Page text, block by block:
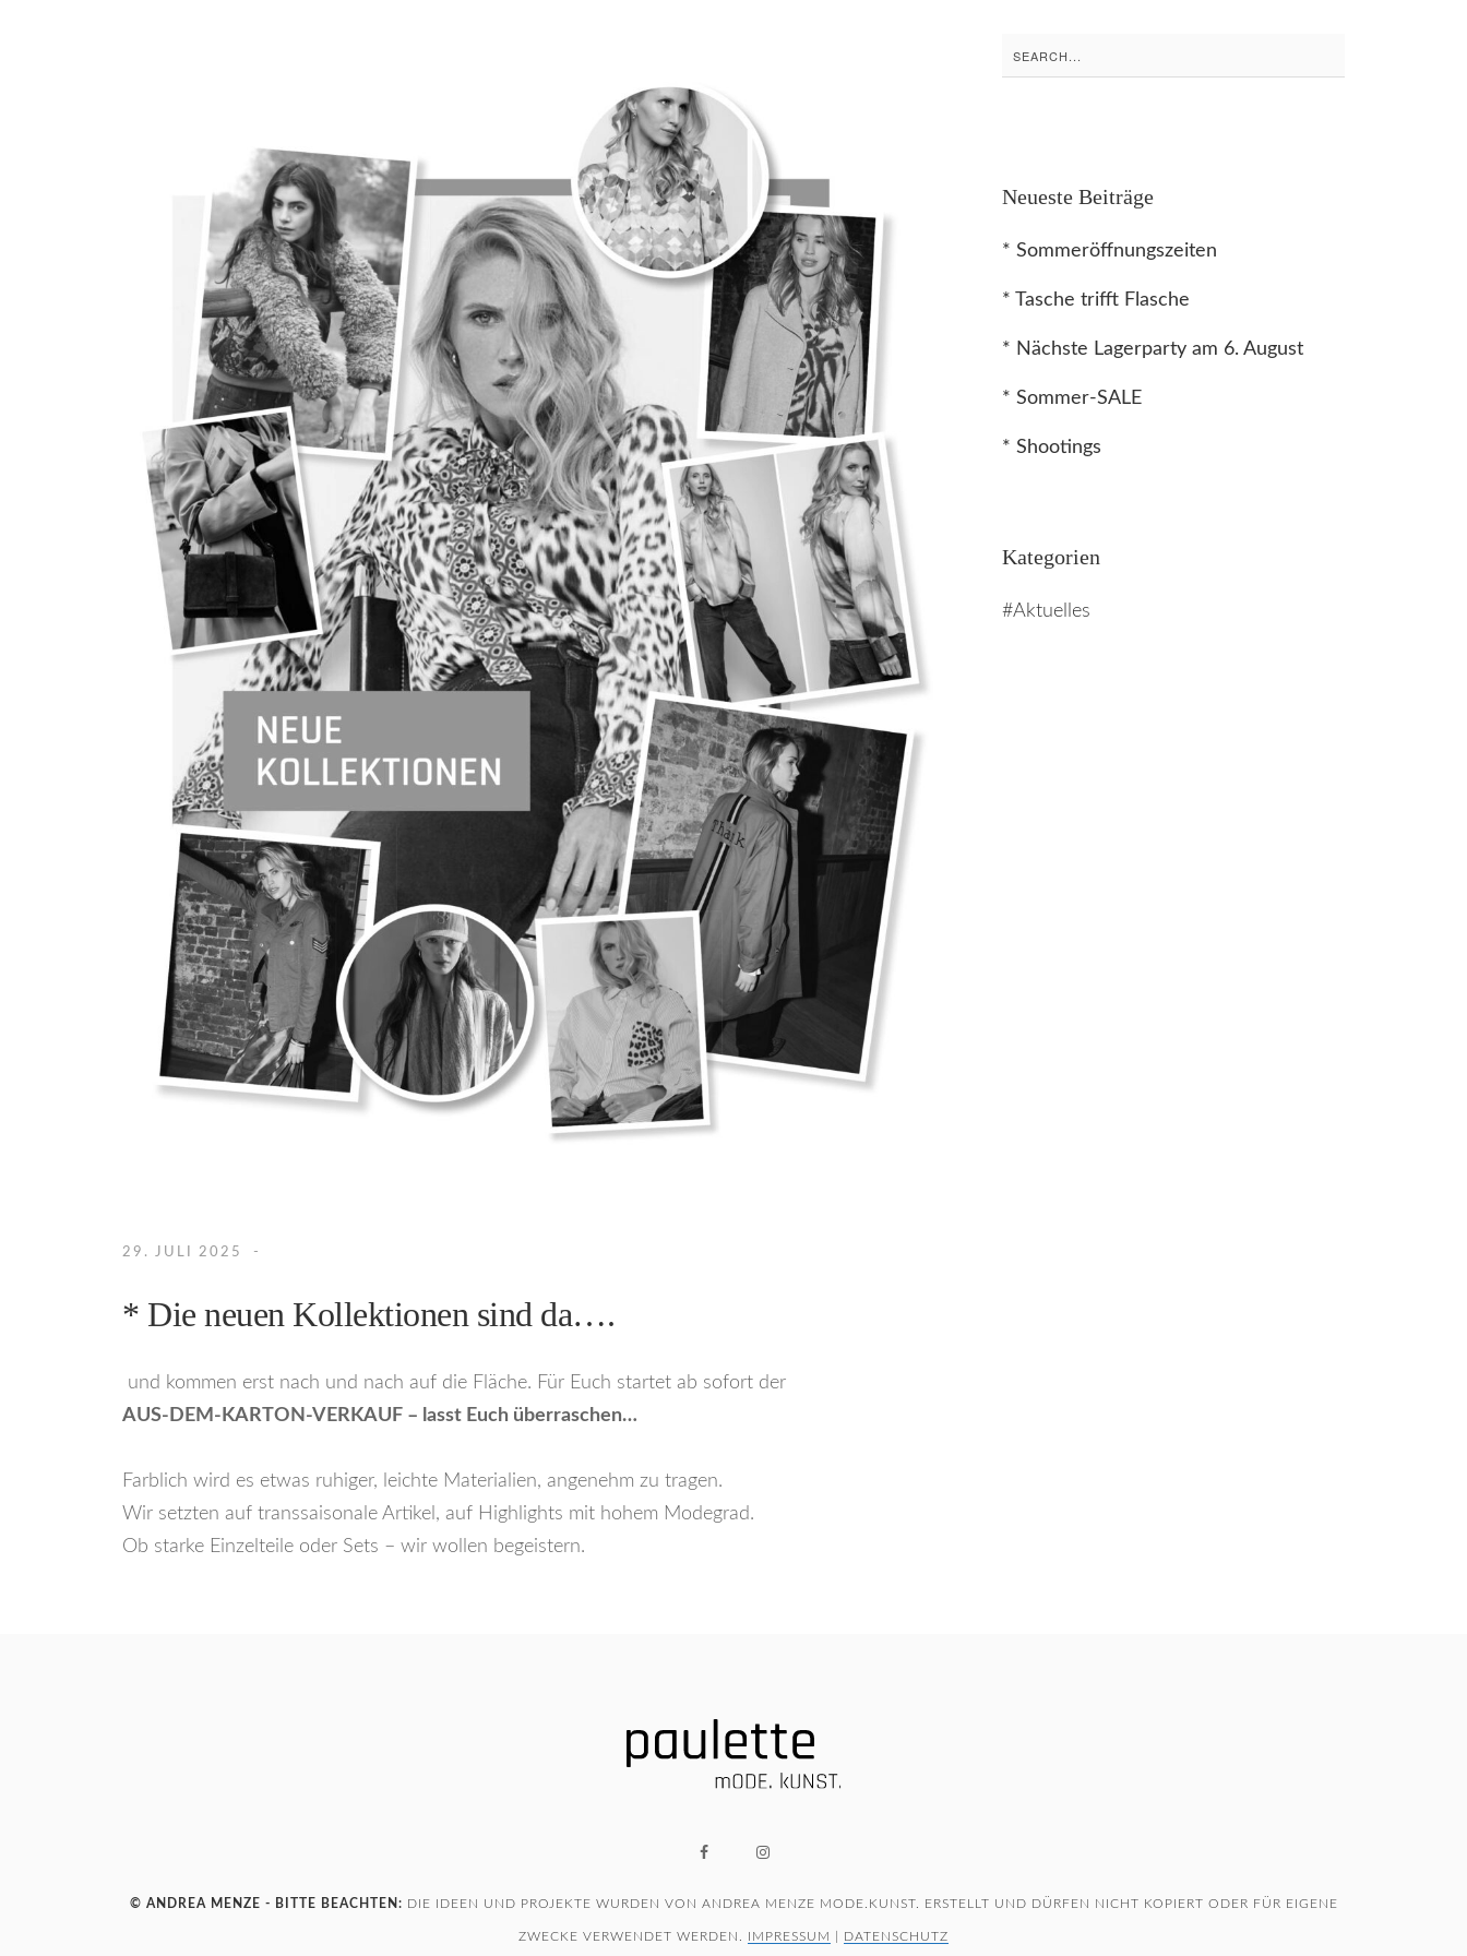
29. JULI 2025
* Die neuen Kollektionen sind da….
und kommen erst nach und nach auf die Fläche. Für Euch startet ab sofort der
AUS-DEM-KARTON-VERKAUF – lasst Euch überraschen…
Farblich wird es etwas ruhiger, leichte Materialien, angenehm zu tragen.
Wir setzten auf transsaisonale Artikel, auf Highlights mit hohem Modegrad.
Ob starke Einzelteile oder Sets – wir wollen begeistern.
Search
for:
Neueste Beiträge
* Sommeröffnungszeiten
* Tasche trifft Flasche
* Nächste Lagerparty am 6. August
* Sommer-SALE
* Shootings
Kategorien
Aktuelles
© ANDREA MENZE - BITTE BEACHTEN: DIE IDEEN UND PROJEKTE WURDEN VON ANDREA MENZE MODE.KUNST. ERSTELLT UND DÜRFEN NICHT KOPIERT ODER FÜR EIGENE
ZWECKE VERWENDET WERDEN. IMPRESSUM DATENSCHUTZ